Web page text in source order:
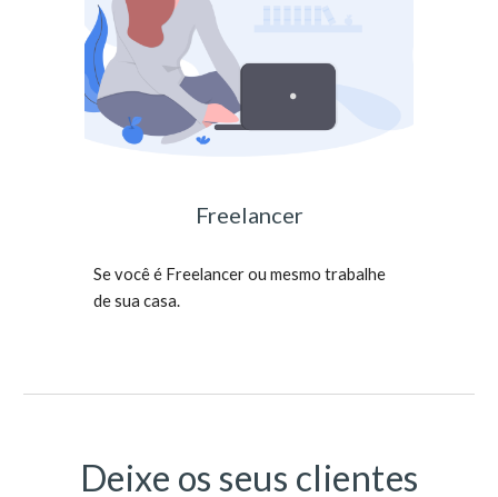
Freelancer
Se você é Freelancer ou mesmo trabalhe
de sua casa.
Deixe os seus clientes